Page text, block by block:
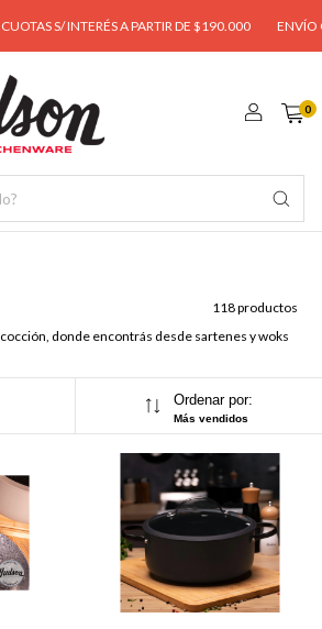
A PARTIR DE $190.000 ENVÍO GRATIS A
0
118 productos
donde encontrás desde sartenes y woks
Ordenar por:
Más vendidos